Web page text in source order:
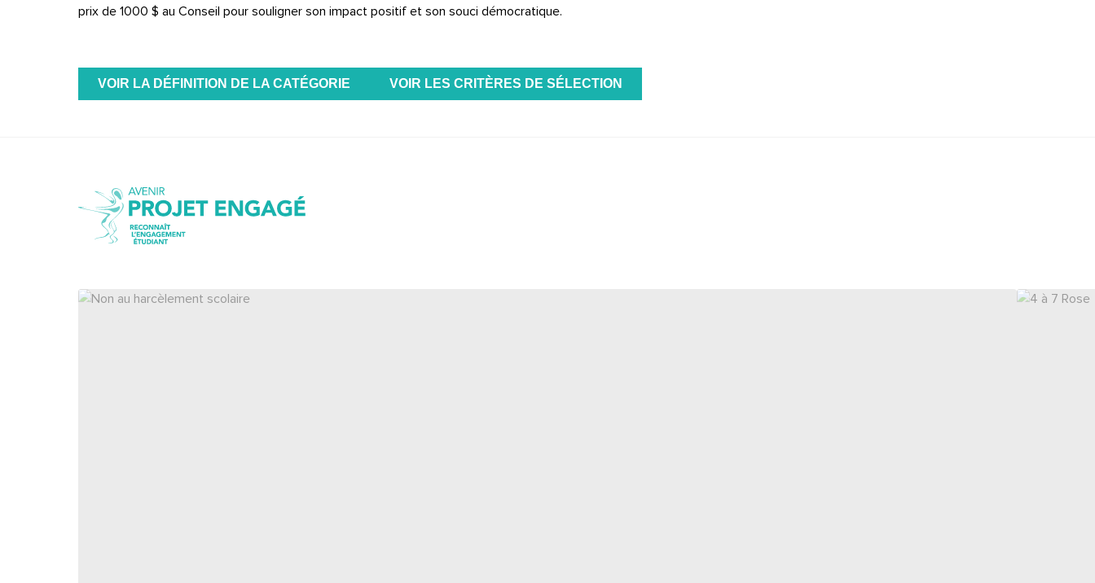
prix de 1000 $ au Conseil pour souligner son impact positif et son souci démocratique.
VOIR LA DÉFINITION DE LA CATÉGORIE VOIR LES CRITÈRES DE SÉLECTION